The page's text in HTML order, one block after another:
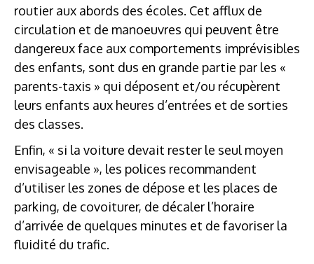
routier aux abords des écoles. Cet afflux de
circulation et de manoeuvres qui peuvent être
dangereux face aux comportements imprévisibles
des enfants, sont dus en grande partie par les «
parents-taxis » qui déposent et/ou récupèrent
leurs enfants aux heures d’entrées et de sorties
des classes.
Enfin, « si la voiture devait rester le seul moyen
envisageable », les polices recommandent
d’utiliser les zones de dépose et les places de
parking, de covoiturer, de décaler l’horaire
d’arrivée de quelques minutes et de favoriser la
fluidité du trafic.